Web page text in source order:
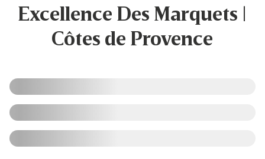
Excellence Des Marquets |
Côtes de Provence